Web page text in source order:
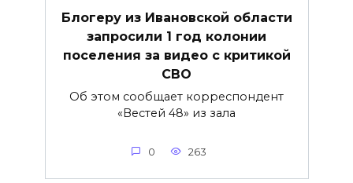
Блогеру из Ивановской области
запросили 1 год колонии
поселения за видео с критикой
СВО
Об этом сообщает корреспондент
«Вестей 48» из зала
0 263